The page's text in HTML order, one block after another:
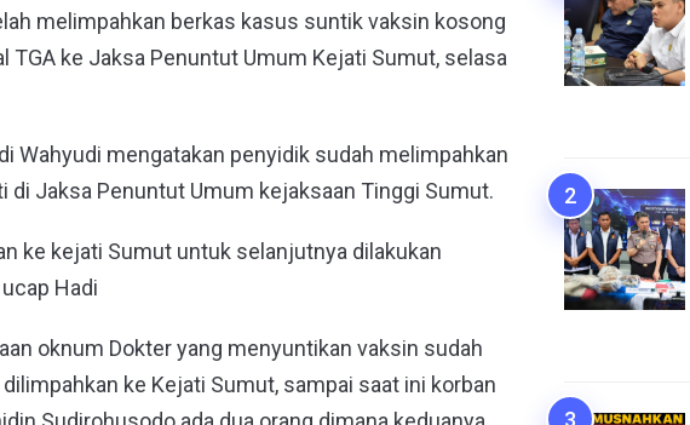
melimpahkan berkas kasus suntik vaksin kosong
ke Jaksa Penuntut Umum Kejati Sumut, selasa
Wahyudi mengatakan penyidik sudah melimpahkan
di Jaksa Penuntut Umum kejaksaan Tinggi Sumut.
ke kejati Sumut untuk selanjutnya dilakukan
Hadi
oknum Dokter yang menyuntikan vaksin sudah
ke Kejati Sumut, sampai saat ini korban